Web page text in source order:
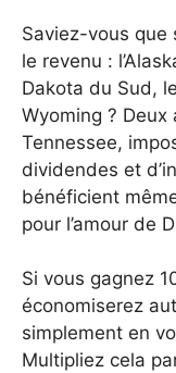
Saviez-vous que
le revenu :
Dakota du Sud,
Wyoming ?
Tennessee,
dividendes et
bénéficient
pour l’amour de
Si vous gagnez
économiserez
simplement en
Multipliez cela